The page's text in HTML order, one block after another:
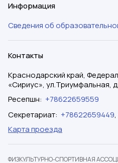
Информация
Сведения об
Контакты
Краснодарский край,
«Сириус», ул.Триумфальная,
Ресепшн: +78622659559
Секретариат: +78622659449,
Карта проезда
ФИЗКУЛЬТУРНО-СПОРТИВНАЯ